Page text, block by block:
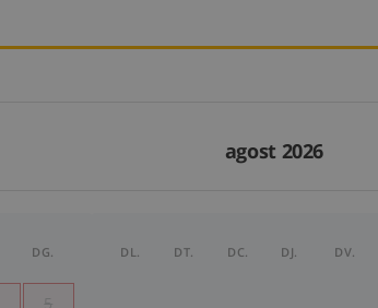
agost 2026
DG.
5
DL. DT. DC. DJ. DV.